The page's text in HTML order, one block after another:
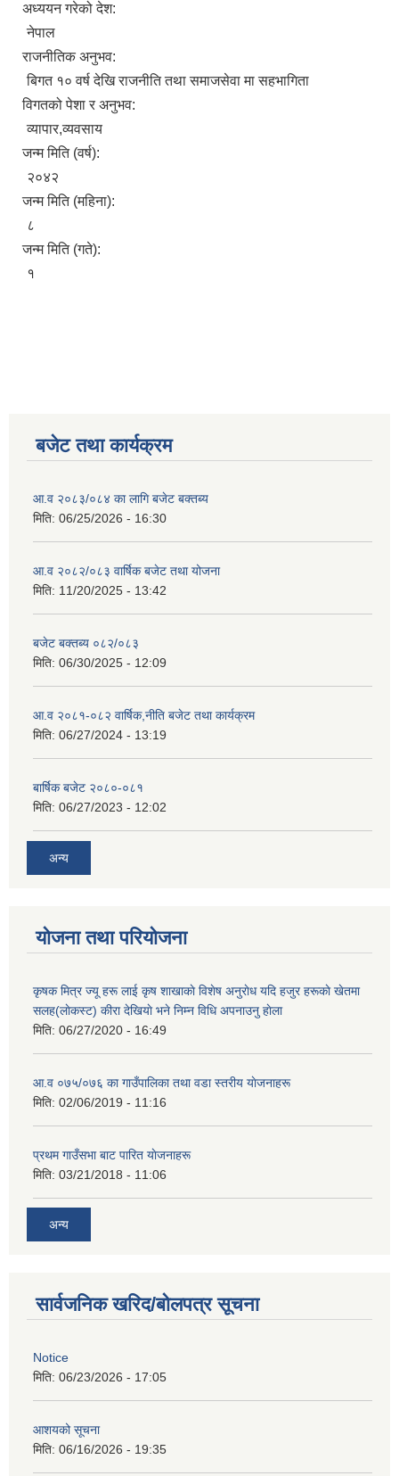
अध्ययन गरेको देश:
नेपाल
राजनीतिक अनुभव:
बिगत १० वर्ष देखि राजनीति तथा समाजसेवा मा सहभागिता
विगतको पेशा र अनुभव:
व्यापार,व्यवसाय
जन्म मिति (वर्ष):
२०४२
जन्म मिति (महिना):
८
जन्म मिति (गते):
१
बजेट तथा कार्यक्रम
आ.व २०८३/०८४ का लागि बजेट बक्तब्य
मिति: 06/25/2026 - 16:30
आ.व २०८२/०८३ वार्षिक बजेट तथा योजना
मिति: 11/20/2025 - 13:42
बजेट बक्तब्य ०८२/०८३
मिति: 06/30/2025 - 12:09
आ.व २०८१-०८२ वार्षिक,नीति बजेट तथा कार्यक्रम
मिति: 06/27/2024 - 13:19
बार्षिक बजेट २०८०-०८१
मिति: 06/27/2023 - 12:02
अन्य
योजना तथा परियोजना
कृषक मित्र ज्यू हरू लाई कृष शाखाकाे विशेष अनुराेध यदि हजुर हरूकाे खेतमा
सलह(लाेकस्ट) कीरा देखियाे भने निम्न विधि अपनाउनु हाेला
मिति: 06/27/2020 - 16:49
आ‍.व ०७५/०७६ का गाउँपालिका तथा वडा स्तरीय याेजनाहरू
मिति: 02/06/2019 - 11:16
प्रथम गाउँसभा बाट पारित याेजनाहरू
मिति: 03/21/2018 - 11:06
अन्य
सार्वजनिक खरिद/बोलपत्र सूचना
Notice
मिति: 06/23/2026 - 17:05
आशयको सूचना
मिति: 06/16/2026 - 19:35